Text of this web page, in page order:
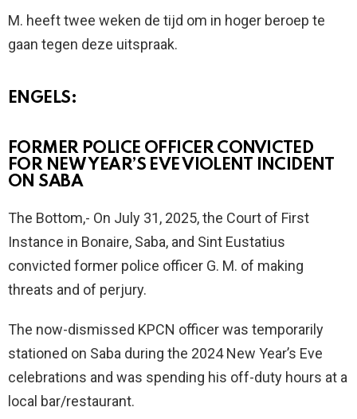
M. heeft twee weken de tijd om in hoger beroep te
gaan tegen deze uitspraak.
ENGELS:
FORMER POLICE OFFICER CONVICTED
FOR NEW YEAR’S EVE VIOLENT INCIDENT
ON SABA
The Bottom,- On July 31, 2025, the Court of First
Instance in Bonaire, Saba, and Sint Eustatius
convicted former police officer G. M. of making
threats and of perjury.
The now-dismissed KPCN officer was temporarily
stationed on Saba during the 2024 New Year’s Eve
celebrations and was spending his off-duty hours at a
local bar/restaurant.